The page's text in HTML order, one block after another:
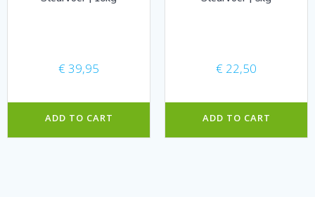
€ 39,95
ADD TO CART
€ 22,50
ADD TO CART